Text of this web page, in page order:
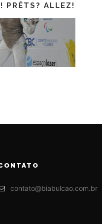
PRÊTS? ALLEZ!
contato@biabulcao.com.br